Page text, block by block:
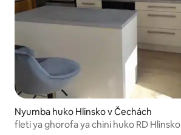
Nyumba huko Hlinsko v Čechách
fleti ya ghorofa ya chini huko RD Hlinsko